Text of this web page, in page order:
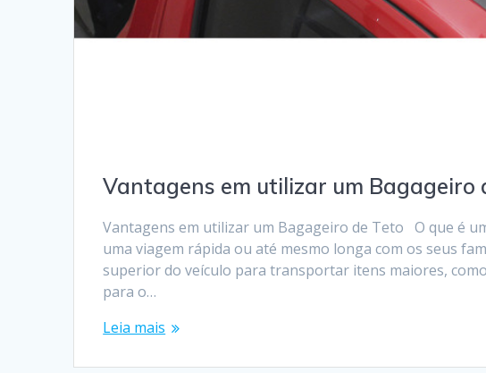
Vantagens em utilizar um Bagageiro
Vantagens em utilizar um Bagageiro de Teto O que é
uma viagem rápida ou até mesmo longa com os seus
superior do veículo para transportar itens maiores,
para o…
Leia mais